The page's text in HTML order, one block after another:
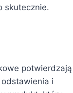
skutecznie.
potwierdzają
i